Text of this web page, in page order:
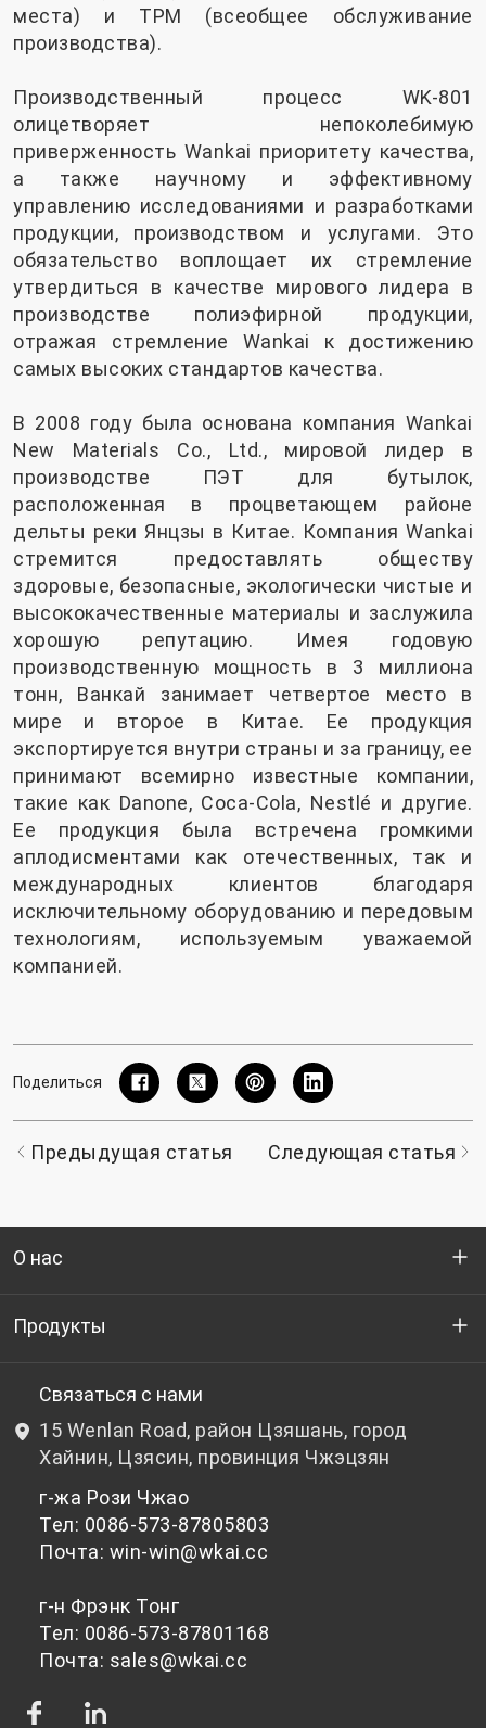
места) и TPM (всеобщее обслуживание
производства).
Производственный процесс WK-801
олицетворяет непоколебимую
приверженность Wankai приоритету качества,
а также научному и эффективному
управлению исследованиями и разработками
продукции, производством и услугами. Это
обязательство воплощает их стремление
утвердиться в качестве мирового лидера в
производстве полиэфирной продукции,
отражая стремление Wankai к достижению
самых высоких стандартов качества.
В 2008 году была основана компания Wankai
New Materials Co., Ltd., мировой лидер в
производстве ПЭТ для бутылок,
расположенная в процветающем районе
дельты реки Янцзы в Китае. Компания Wankai
стремится предоставлять обществу
здоровые, безопасные, экологически чистые и
высококачественные материалы и заслужила
хорошую репутацию. Имея годовую
производственную мощность в 3 миллиона
тонн, Ванкай занимает четвертое место в
мире и второе в Китае. Ее продукция
экспортируется внутри страны и за границу, ее
принимают всемирно известные компании,
такие как Danone, Coca-Cola, Nestlé и другие.
Ее продукция была встречена громкими
аплодисментами как отечественных, так и
международных клиентов благодаря
исключительному оборудованию и передовым
технологиям, используемым уважаемой
компанией.
Поделиться
Предыдущая статья Следующая статья
О нас
Кто мы
НИОКР
Новости и события
политика конфиденциальности
Продукты
Бутылочный ПЭТ-гранулят
Небутылочный ПЭТ-гранулят
Связаться с нами
15 Wenlan Road, район Цзяшань, город
Хайнин, Цзясин, провинция Чжэцзян
г-жа Рози Чжао
Тел: 0086-573-87805803
Почта: win-win@wkai.cc
г-н Фрэнк Тонг
Тел: 0086-573-87801168
Почта: sales@wkai.cc